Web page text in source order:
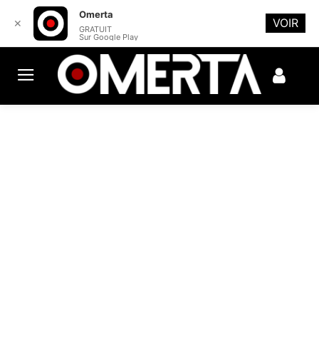
✕
Omerta
GRATUIT
Sur Google Play
VOIR